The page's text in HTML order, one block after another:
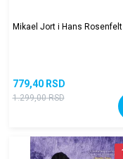
Mikael Jort i Hans Rosenfelt
779,40 RSD
1.299,00 RSD